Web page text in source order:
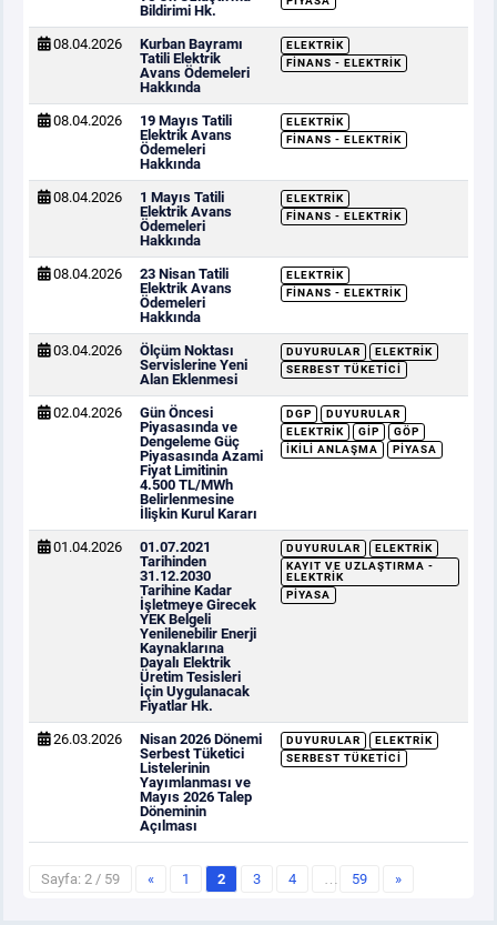
Bildirimi Hk.
08.04.2026
Kurban Bayramı
Tatili Elektrik
Avans Ödemeleri
Hakkında
ELEKTRIK
FINANS - ELEKTRIK
08.04.2026
19 Mayıs Tatili
Elektrik Avans
Ödemeleri
Hakkında
ELEKTRIK
FINANS - ELEKTRIK
08.04.2026
1 Mayıs Tatili
Elektrik Avans
Ödemeleri
Hakkında
ELEKTRIK
FINANS - ELEKTRIK
08.04.2026
23 Nisan Tatili
Elektrik Avans
Ödemeleri
Hakkında
ELEKTRIK
FINANS - ELEKTRIK
03.04.2026
Ölçüm Noktası
Servislerine Yeni
Alan Eklenmesi
DUYURULAR
ELEKTRIK
SERBEST TÜKETICI
02.04.2026
Gün Öncesi
Piyasasında ve
Dengeleme Güç
Piyasasında Azami
Fiyat Limitinin
4.500 TL/MWh
Belirlenmesine
İlişkin Kurul Kararı
DGP
DUYURULAR
ELEKTRIK
GİP
GÖP
İKILI ANLAŞMA
PIYASA
01.04.2026
01.07.2021
Tarihinden
31.12.2030
Tarihine Kadar
İşletmeye Girecek
YEK Belgeli
Yenilenebilir Enerji
Kaynaklarına
Dayalı Elektrik
Üretim Tesisleri
İçin Uygulanacak
Fiyatlar Hk.
DUYURULAR
ELEKTRIK
KAYIT VE UZLAŞTIRMA -
ELEKTRIK
PIYASA
26.03.2026
Nisan 2026 Dönemi
Serbest Tüketici
Listelerinin
Yayımlanması ve
Mayıs 2026 Talep
Döneminin
Açılması
DUYURULAR
ELEKTRIK
SERBEST TÜKETICI
Sayfa: 2 / 59 « 1 2 3 4 … 59 »